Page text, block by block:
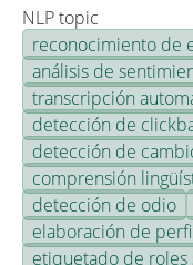
NLP topic
reconocimiento de
análisis de
transcripción
detección de
detección de
comprensión
detección de odio
elaboración de
etiquetado de roles